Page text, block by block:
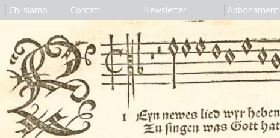
Chi siamo Contatti Newsletter Abbonamenti